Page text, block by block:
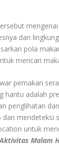
dan
pola
mencari
pemakan
hantu adalah
penglihatan
mendeteksi
untuk
Aktivitas Malam